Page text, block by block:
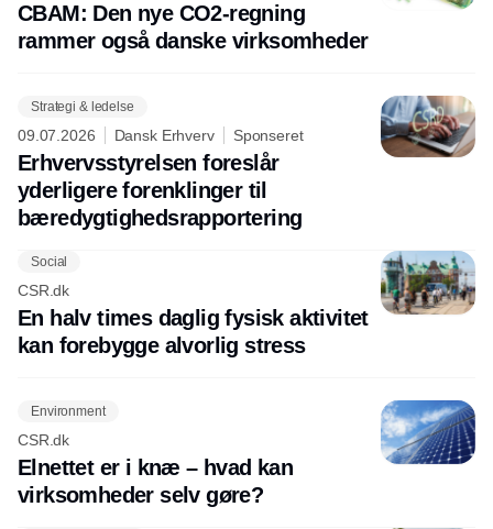
CBAM: Den nye CO2-regning
rammer også danske virksomheder
Strategi & ledelse
09.07.2026 Dansk Erhverv Sponseret
Erhvervsstyrelsen foreslår
yderligere forenklinger til
bæredygtighedsrapportering
Social
CSR.dk
En halv times daglig fysisk aktivitet
kan forebygge alvorlig stress
Environment
CSR.dk
Elnettet er i knæ – hvad kan
virksomheder selv gøre?